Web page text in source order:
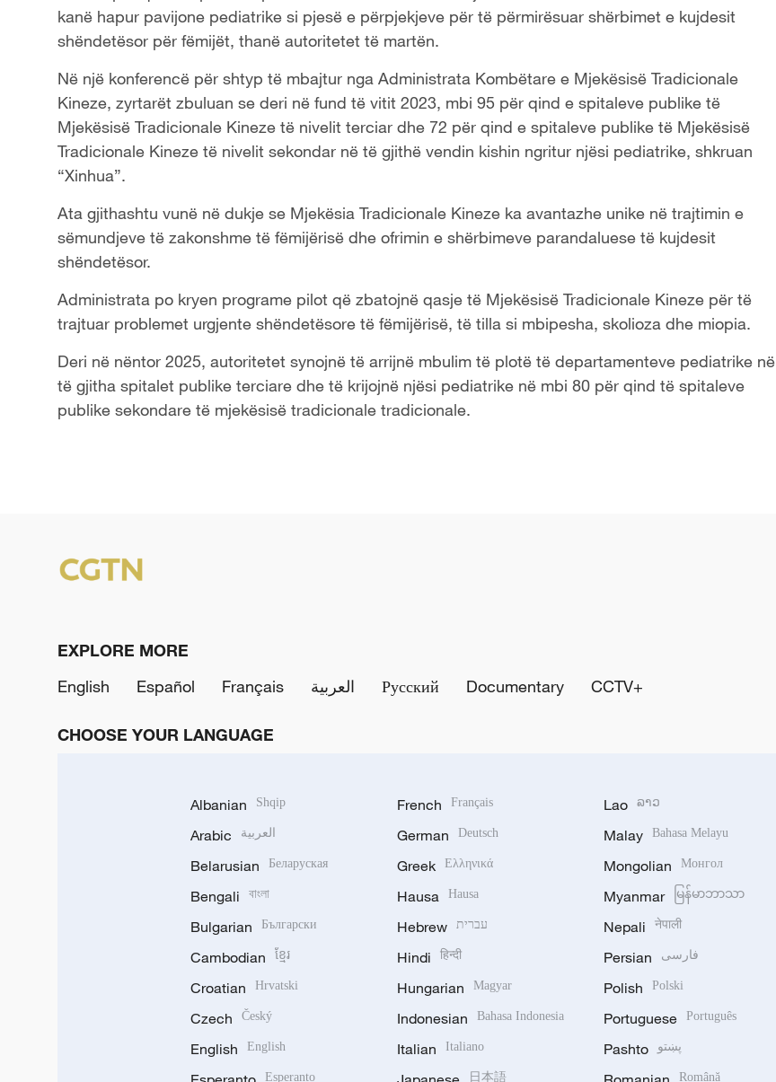
kanë hapur pavijone pediatrike si pjesë e përpjekjeve për të përmirësuar shërbimet e kujdesit
shëndetësor për fëmijët, thanë autoritetet të martën.
Në një konferencë për shtyp të mbajtur nga Administrata Kombëtare e Mjekësisë Tradicionale
Kineze, zyrtarët zbuluan se deri në fund të vitit 2023, mbi 95 për qind e spitaleve publike të
Mjekësisë Tradicionale Kineze të nivelit terciar dhe 72 për qind e spitaleve publike të Mjekësisë
Tradicionale Kineze të nivelit sekondar në të gjithë vendin kishin ngritur njësi pediatrike, shkruan
“Xinhua”.
Ata gjithashtu vunë në dukje se Mjekësia Tradicionale Kineze ka avantazhe unike në trajtimin e
sëmundjeve të zakonshme të fëmijërisë dhe ofrimin e shërbimeve parandaluese të kujdesit
shëndetësor.
Administrata po kryen programe pilot që zbatojnë qasje të Mjekësisë Tradicionale Kineze për të
trajtuar problemet urgjente shëndetësore të fëmijërisë, të tilla si mbipesha, skolioza dhe miopia.
Deri në nëntor 2025, autoritetet synojnë të arrijnë mbulim të plotë të departamenteve pediatrike në
të gjitha spitalet publike terciare dhe të krijojnë njësi pediatrike në mbi 80 për qind të spitaleve
publike sekondare të mjekësisë tradicionale tradicionale.
EXPLORE MORE
English
Español Français العربية Русский Documentary CCTV+
CHOOSE YOUR LANGUAGE
Albanian Shqip
Arabic العربية
Belarusian Беларуская
Bengali বাংলা
Bulgarian Български
Cambodian ខ្មែរ
Croatian Hrvatski
Czech Český
English English
Esperanto
French Français
German Deutsch
Greek Ελληνικά
Hausa Hausa
Hebrew עברית
Hindi हिन्दी
Hungarian Magyar
Indonesian Bahasa Indonesia
Italian Italiano
日本語
Lao ລາວ
Malay Bahasa Melayu
Mongolian Монгол
Myanmar မြန်မာဘာသာ
Nepali नेपाली
Persian فارسی
Polish Polski
Portuguese Português
Pashto پښتو
Română